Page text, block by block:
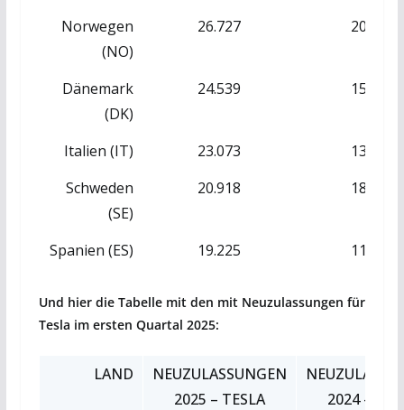
Norwegen
(NO)
26.727 20.073
Dänemark
(DK)
24.539 15.201
Italien (IT) 23.073
13.398
Schweden
(SE)
20.918 18.465
Spanien (ES) 19.225 11.380
Und hier die Tabelle mit den mit Neuzulassungen für
Tesla im ersten Quartal 2025:
LAND
NEUZULASSUNGEN
2025 – TESLA
2024 –